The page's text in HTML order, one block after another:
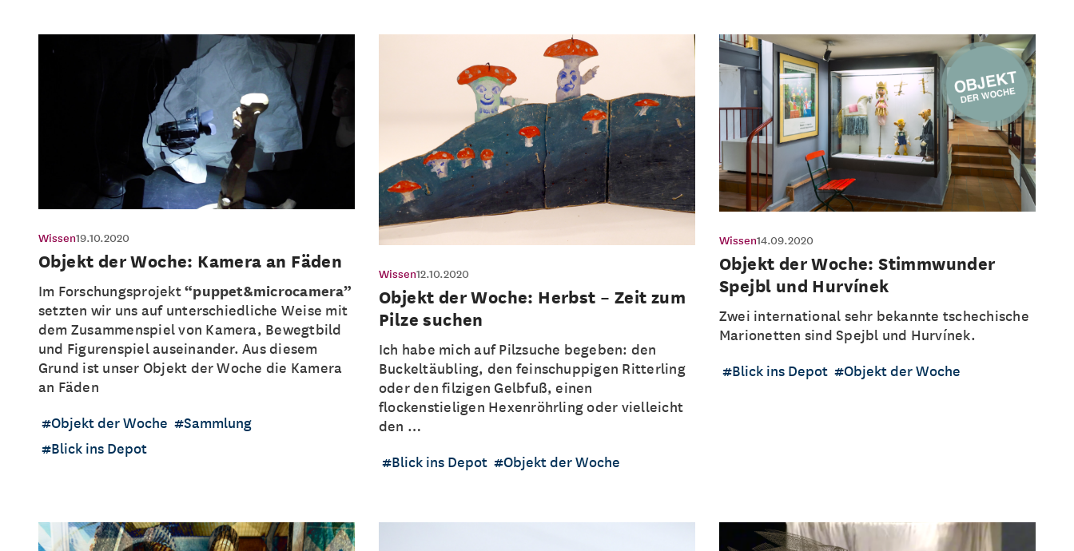
Wissen19.10.2020
Objekt der Woche: Kamera an Fäden
Im Forschungsprojekt“puppet&microcamera”
setzten wir uns auf unterschiedliche Weise mit
dem Zusammenspiel von Kamera, Bewegtbild
und Figurenspiel auseinander. Aus diesem
Grund ist unser Objekt der Woche die Kamera
an Fäden
Objekt der Woche
Sammlung
Blick ins Depot
Wissen12.10.2020
Objekt der Woche: Herbst – Zeit zum
Pilze suchen
Ich habe mich auf Pilzsuche begeben: den
Buckeltäubling, den feinschuppigen Ritterling
oder den filzigen Gelbfuß, einen
flockenstieligen Hexenröhrling oder vielleicht
den …
Blick ins Depot
Objekt der Woche
Wissen14.09.2020
Objekt der Woche: Stimmwunder
Spejbl und Hurvínek
Zwei international sehr bekannte tschechische
Marionetten sind Spejbl und Hurvínek.
Blick ins Depot
Objekt der Woche